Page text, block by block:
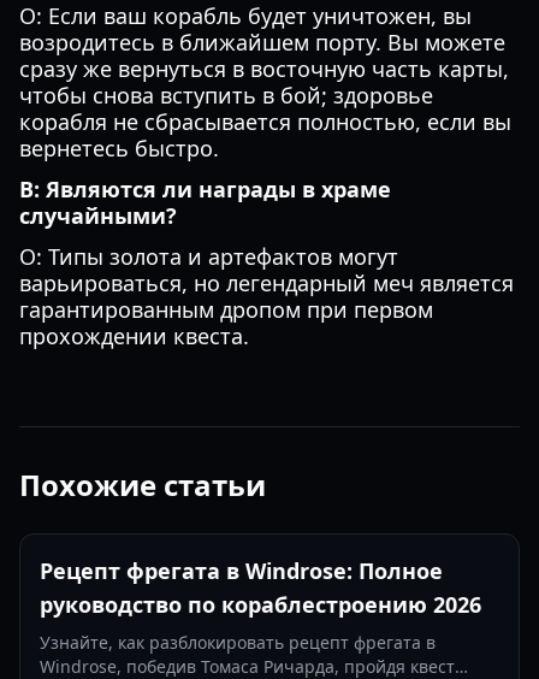
О: Если ваш корабль будет уничтожен, вы
возродитесь в ближайшем порту. Вы можете
сразу же вернуться в восточную часть карты,
чтобы снова вступить в бой; здоровье
корабля не сбрасывается полностью, если вы
вернетесь быстро.
В: Являются ли награды в храме
случайными?
О: Типы золота и артефактов могут
варьироваться, но легендарный меч является
гарантированным дропом при первом
прохождении квеста.
Похожие статьи
Рецепт фрегата в Windrose: Полное
руководство по кораблестроению 2026
Узнайте, как разблокировать рецепт фрегата в
Windrose, победив Томаса Ричарда, пройдя квест